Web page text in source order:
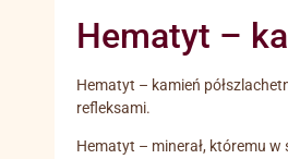
Hematyt –
Hematyt – kamień
refleksami.
Hematyt – minerał, któremu